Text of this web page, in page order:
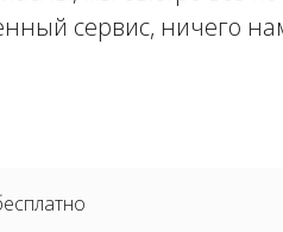
сервис, ничего